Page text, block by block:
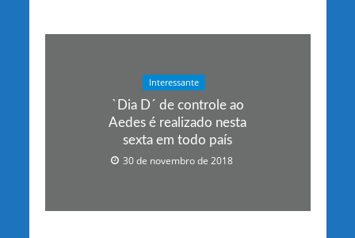
Interessante
`Dia D´ de controle ao
Aedes é realizado nesta
sexta em todo país
30 de novembro de 2018